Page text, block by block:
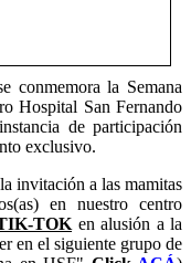
conmemora la Semana
Hospital San Fernando
de participación
exclusivo.
invitación a las mamitas
en nuestro centro
TOK en alusión a la
en el siguiente grupo de